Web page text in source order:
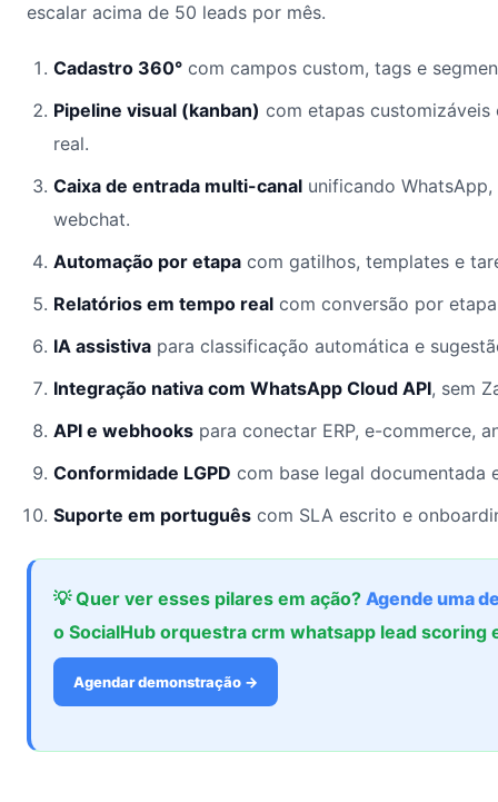
escalar acima de 50 leads por mês.
Cadastro 360° com campos custom, tags e
Pipeline visual (kanban) com etapas
real.
Caixa de entrada multi-canal unificando
webchat.
Automação por etapa com gatilhos, templates e
Relatórios em tempo real com conversão por
IA assistiva para classificação automática e
Integração nativa com WhatsApp Cloud API, sem
API e webhooks para conectar ERP, e-commerce,
Conformidade LGPD com base legal documentada
Suporte em português com SLA escrito e
💡 Quer ver esses pilares em ação? Agende uma
o SocialHub orquestra crm whatsapp lead scoring
Agendar demonstração →